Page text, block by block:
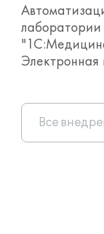
Электронная
Все